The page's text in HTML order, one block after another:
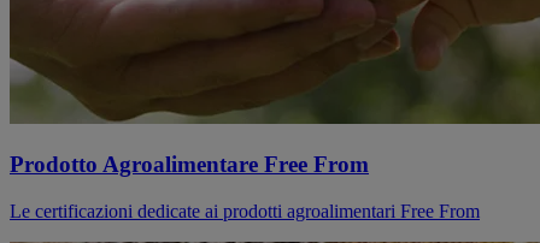
Prodotto Agroalimentare Free From
Le certificazioni dedicate ai prodotti agroalimentari Free From